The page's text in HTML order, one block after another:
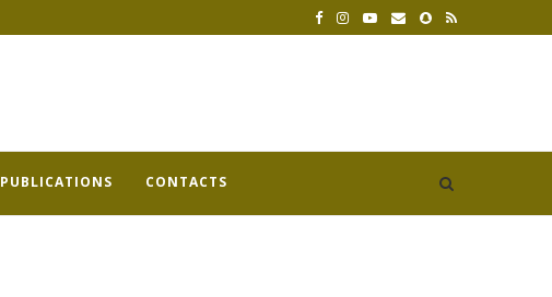
PUBLICATIONS CONTACTS